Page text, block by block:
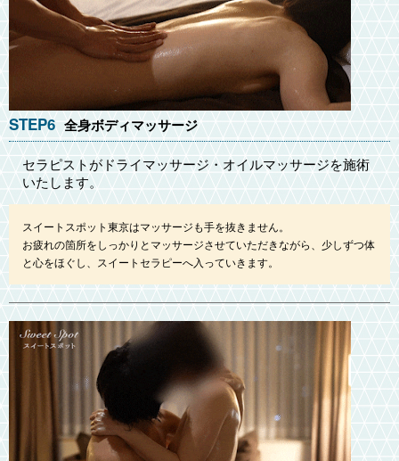
STEP6 全身ボディマッサージ
セラピストがドライマッサージ・オイルマッサージを施術
いたします。
スイートスポット東京はマッサージも手を抜きません。
お疲れの箇所をしっかりとマッサージさせていただきながら、少しずつ体
と心をほぐし、スイートセラピーへ入っていきます。